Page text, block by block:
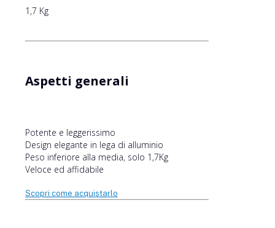
1,7 Kg
Aspetti generali
Potente e leggerissimo
Design elegante in lega di alluminio
Peso inferiore alla media, solo 1,7Kg
Veloce ed affidabile
Scopri come acquistarlo